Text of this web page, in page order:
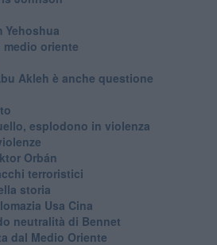
Yehoshua
oriente
Akleh è anche questione
esplodono in violenza
Orbán
terroristici
storia
Usa Cina
neutralità di Bennet
dal Medio Oriente